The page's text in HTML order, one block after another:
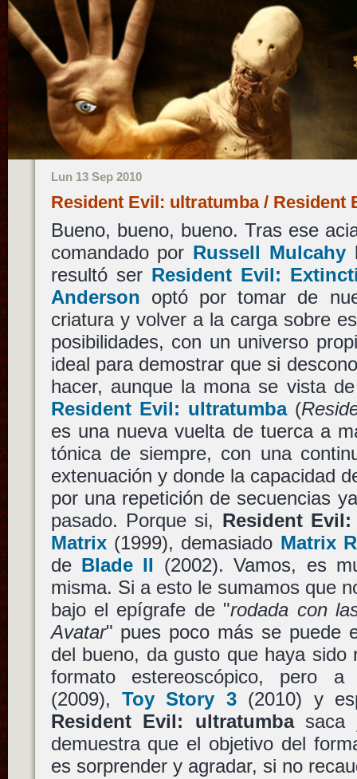
Lun 13 Sep 2010
Resident Evil: ultratumba /
Bueno, bueno, bueno. Tras ese
comandado por Russell Mulcahy
resultó ser Resident Evil:
Anderson optó por tomar de
criatura y volver a la carga sobre
posibilidades, con un universo
ideal para demostrar que si
hacer, aunque la mona se vista
Resident Evil: ultratumba(
es una nueva vuelta de tuerca a
tónica de siempre, con una
extenuación y donde la capacidad
por una repetición de secuencias
pasado. Porque si, Resident
Matrix(1999), demasiado Matrix
de Blade II (2002). Vamos, es
misma. Si a esto le sumamos que
bajo el epígrafe de "rodada con
Avatar" pues poco más se puede
del bueno, da gusto que haya sido
formato estereoscópico, pero
(2009), Toy Story 3(2010) y
Resident Evil: ultratumbasaca
demuestra que el objetivo del
es sorprender y agradar, si no